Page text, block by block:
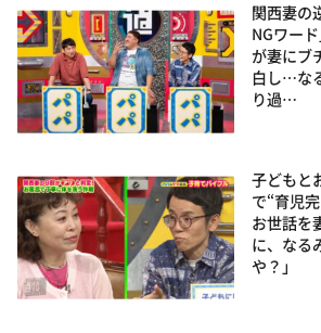
関西妻の
NGワー
が妻にブ
白し…な
り過…
子どもと
で“育児
お世話を
に、なる
や？」